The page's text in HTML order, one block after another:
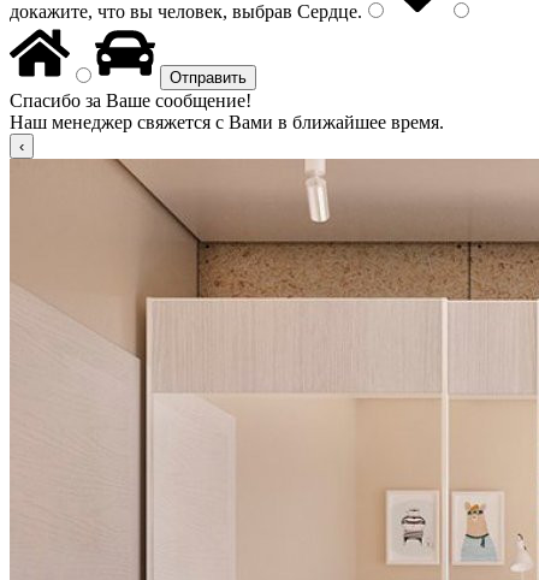
докажите, что вы человек, выбрав Сердце.
Спасибо за Ваше сообщение!
Наш менеджер свяжется с Вами в ближайшее время.